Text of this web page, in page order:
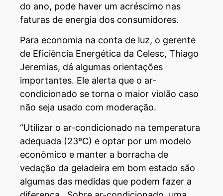
do ano, pode haver um acréscimo nas
faturas de energia dos consumidores.
Para economia na conta de luz, o gerente
de Eficiência Energética da Celesc, Thiago
Jeremias, dá algumas orientações
importantes. Ele alerta que o ar-
condicionado se torna o maior violão caso
não seja usado com moderação.
“Utilizar o ar-condicionado na temperatura
adequada (23ºC) e optar por um modelo
econômico e manter a borracha de
vedação da geladeira em bom estado são
algumas das medidas que podem fazer a